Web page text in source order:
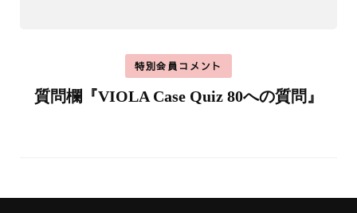
特別会員コメント
質問欄『VIOLA Case Quiz 80への質問』